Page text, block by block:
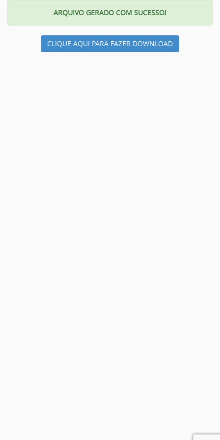
ARQUIVO GERADO COM SUCESSO!
CLIQUE AQUI PARA FAZER DOWNLOAD